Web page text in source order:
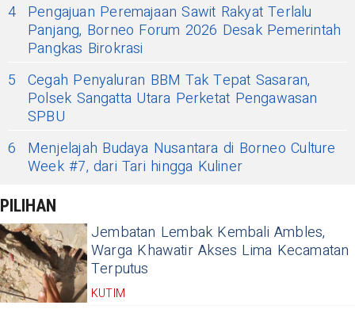
4 Pengajuan Peremajaan Sawit Rakyat Terlalu
Panjang, Borneo Forum 2026 Desak Pemerintah
Pangkas Birokrasi
5 Cegah Penyaluran BBM Tak Tepat Sasaran,
Polsek Sangatta Utara Perketat Pengawasan
SPBU
6
Menjelajah Budaya Nusantara di Borneo Culture
Week #7, dari Tari hingga Kuliner
PILIHAN
Jembatan Lembak Kembali Ambles,
Warga Khawatir Akses Lima Kecamatan
Terputus
KUTIM